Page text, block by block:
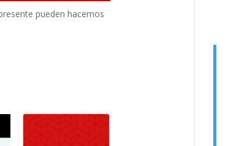
pueden hacernos